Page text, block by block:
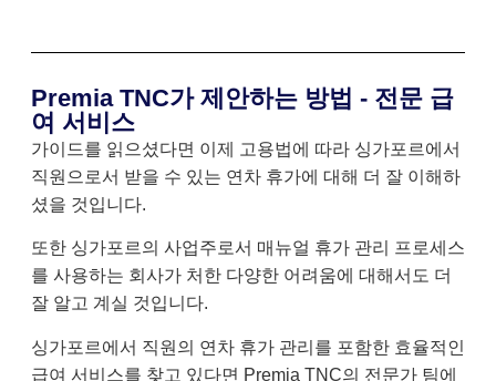
Premia TNC가 제안하는 방법 - 전문 급
여 서비스
가이드를 읽으셨다면 이제 고용법에 따라 싱가포르에서
직원으로서 받을 수 있는 연차 휴가에 대해 더 잘 이해하
셨을 것입니다.
또한 싱가포르의 사업주로서 매뉴얼 휴가 관리 프로세스
를 사용하는 회사가 처한 다양한 어려움에 대해서도 더
잘 알고 계실 것입니다.
싱가포르에서 직원의 연차 휴가 관리를 포함한 효율적인
급여 서비스를 찾고 있다면 Premia TNC의 전문가 팀에